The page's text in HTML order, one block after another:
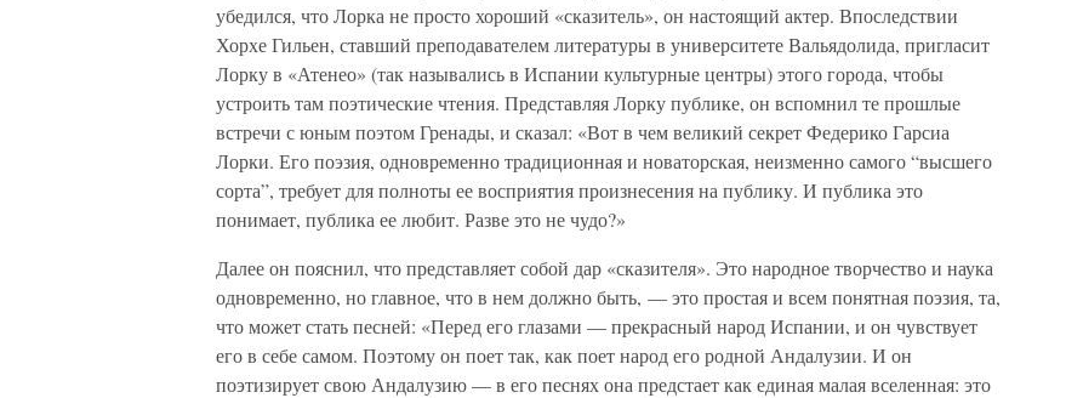
убедился, что Лорка не просто хороший «сказитель», он настоящий актер. Впоследствии
Хорхе Гильен, ставший преподавателем литературы в университете Вальядолида, пригласит
Лорку в «Атенео» (так назывались в Испании культурные центры) этого города, чтобы
устроить там поэтические чтения. Представляя Лорку публике, он вспомнил те прошлые
встречи с юным поэтом Гренады, и сказал: «Вот в чем великий секрет Федерико Гарсиа
Лорки. Его поэзия, одновременно традиционная и новаторская, неизменно самого “высшего
сорта”, требует для полноты ее восприятия произнесения на публику. И публика это
понимает, публика ее любит. Разве это не чудо?»
Далее он пояснил, что представляет собой дар «сказителя». Это народное творчество и наука
одновременно, но главное, что в нем должно быть, — это простая и всем понятная поэзия, та,
что может стать песней: «Перед его глазами — прекрасный народ Испании, и он чувствует
его в себе самом. Поэтому он поет так, как поет народ его родной Андалузии. И он
поэтизирует свою Андалузию — в его песнях она предстает как единая малая вселенная: это